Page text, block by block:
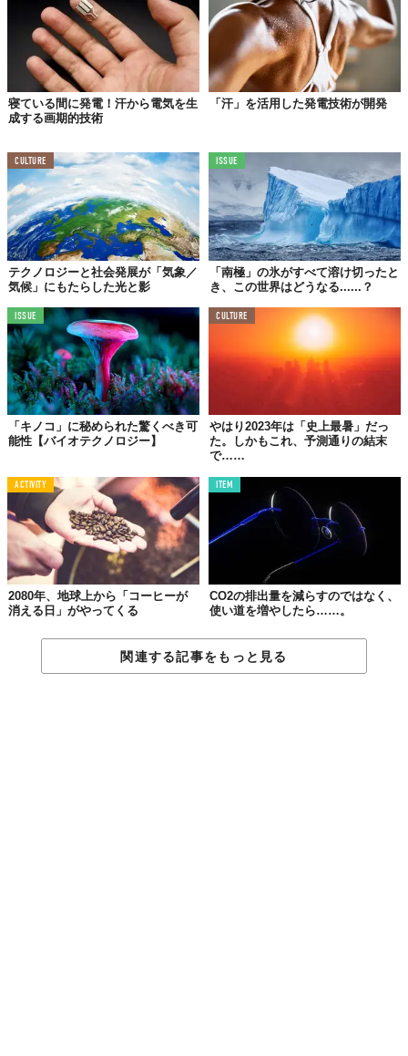
寝ている間に発電！汗から電気を生
成する画期的技術
「汗」を活用した発電技術が開発
CULTURE
テクノロジーと社会発展が「気象／
気候」にもたらした光と影
ISSUE
「南極」の氷がすべて溶け切ったと
き、この世界はどうなる......？
ISSUE
「キノコ」に秘められた驚くべき可
能性【バイオテクノロジー】
CULTURE
やはり2023年は「史上最暑」だっ
た。しかもこれ、予測通りの結末
で……
ACTIVITY
2080年、地球上から「コーヒーが
消える日」がやってくる
ITEM
CO2の排出量を減らすのではなく、
使い道を増やしたら……。
関連する記事をもっと見る